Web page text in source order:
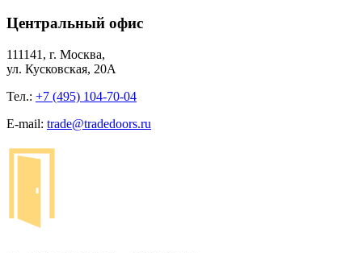
Центральный офис
111141, г. Москва,
ул. Кусковская, 20А
Тел.: +7 (495) 104-70-04
E-mail: trade@tradedoors.ru